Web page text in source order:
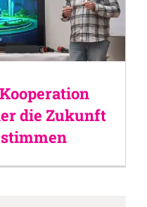
die Zukunft